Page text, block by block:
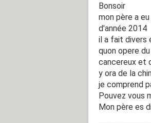
Bonsoir
mon père a
d'année 2014
il a fait divers
quon opere
cancereux et
y ora de la
je comprend
Pouvez vous
Mon père es